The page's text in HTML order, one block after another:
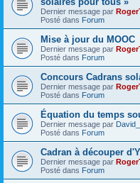
Dernier message par
Posté dans Forum
Mise à jour du MOOC
Dernier message par
Posté dans Forum
Concours Cadrans
Dernier message par
Posté dans Forum
Équation du temps
Dernier message par
Posté dans Forum
Cadran à découper
Dernier message par
Posté dans Forum